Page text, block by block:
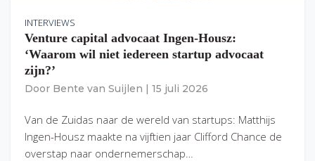
INTERVIEWS
Venture capital advocaat Ingen-Housz:
‘Waarom wil niet iedereen startup advocaat
zijn?’
Door Bente van Suijlen 15 juli 2026
Van de Zuidas naar de wereld van startups: Matthijs
Ingen-Housz maakte na vijftien jaar Clifford Chance de
overstap naar ondernemerschap…